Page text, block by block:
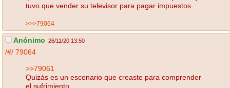
tuvo que vender su televisor para pagar impuestos
>>>79064
Anónimo 26/11/20 13:50
/#/ 79064
>>79061
Quizás es un escenario que creaste para comprender
el sufrimiento.